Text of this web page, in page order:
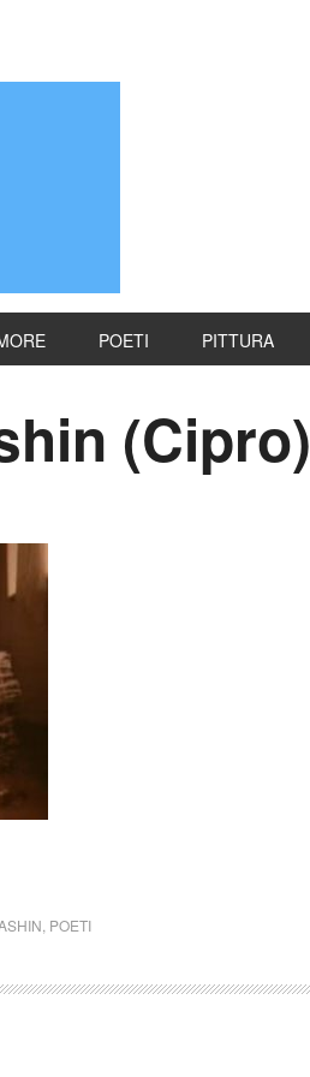
POETI PITTURA
(Cipro)
POETI